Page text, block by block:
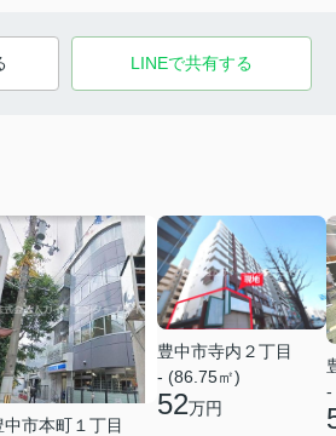
LINEで共有する
中市本町１丁目
豊中市寺内２丁目
- (86.75㎡)
52万円
-